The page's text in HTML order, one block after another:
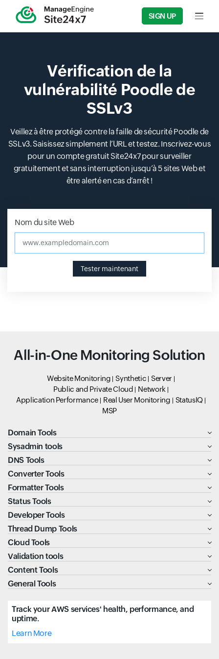
SIGN UP Input
Vérification de la
vulnérabilité Poodle de
SSLv3
Veillez à être protégé contre la faille de sécurité Poodle de
SSLv3. Saisissez simplement l’URL et testez. Inscrivez-vous
pour un compte gratuit Site24x7 pour surveiller
gratuitement et sans interruption jusqu’à 5 sites Web et
être alerté en cas d’arrêt !
Nom du site Webwww.exampledomain.com
Tester maintenant
All-in-One Monitoring Solution
Website Monitoring Synthetic
Server
Public and Private Cloud
Network
Application Performance
Real User Monitoring
StatusIQ
MSP
Domain Tools
Sysadmin tools
DNS Tools
Converter Tools
Formatter Tools
Status Tools
Developer Tools
Thread Dump Tools
Cloud Tools
Validation tools
Content Tools
General Tools
Track your AWS services' health, performance, and
uptime.
Learn More